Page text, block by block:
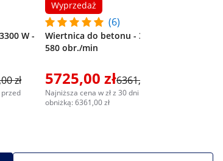
W -
zł
przed
Wyprzedaż
(6)
Wiertnica do betonu - 3700 W -
580 obr./min
5725,00 zł6361,00 zł
Najniższa cena w zł z 30 dni przed
obniżką: 6361,00 zł